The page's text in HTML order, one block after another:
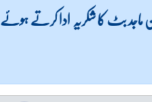
ماجد بٹ کا شکریہ ادا کرتے ہوئے